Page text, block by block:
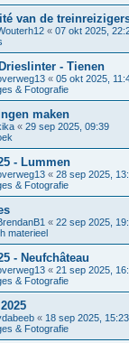
van de
« 07 okt 2025,
- Tienen
« 05 okt 2025,
& Fotografie
maken
« 29 sep 2025, 09:39
- Lummen
« 28 sep 2025,
& Fotografie
« 22 sep 2025,
materieel
- Neufchâteau
« 21 sep 2025,
& Fotografie
« 18 sep 2025, 15:23
& Fotografie